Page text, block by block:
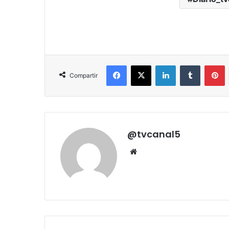
Compartir
Facebook
X LinkedInTumblr
@tvcanal5